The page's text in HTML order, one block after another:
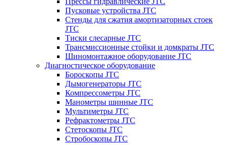
Пусковые устройства JTC
Стенды для сжатия амортизаторных стоек
JTC
Тиски слесарные JTC
Трансмиссионные стойки и домкраты JTC
Шиномонтажное оборудование JTC
Диагностическое оборудование
Бороскопы JTC
Дымогенераторы JTC
Компрессометры JTC
Манометры шинные JTC
Мультиметры JTC
Рефрактометры JTC
Стетоскопы JTC
Стробоскопы JTC